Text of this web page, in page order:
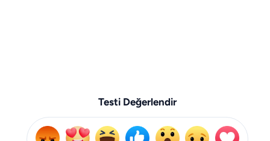
Testi Değerlendir